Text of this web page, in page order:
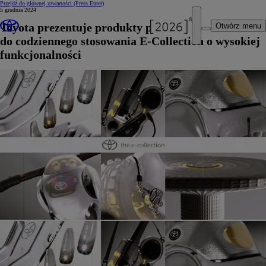
Przejdź do głównej zawartości (Press Enter)
Otwórz menu
5 grudnia 2024
Toyota prezentuje produkty przyszłości
do codziennego stosowania E-Collection o wysokiej
funkcjonalności